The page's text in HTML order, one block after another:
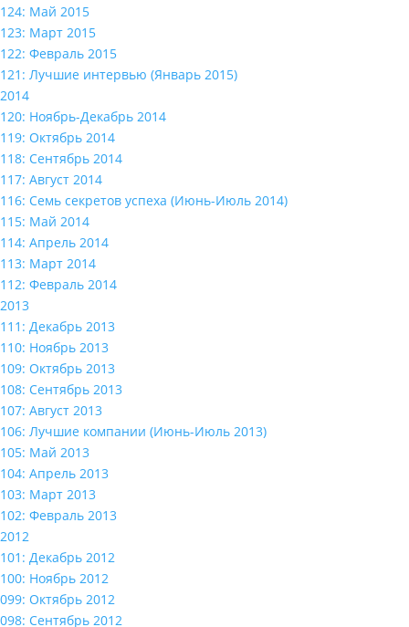
124: Май 2015
123: Март 2015
122: Февраль 2015
121: Лучшие интервью (Январь 2015)
2014
120: Ноябрь-Декабрь 2014
119: Октябрь 2014
118: Сентябрь 2014
117: Август 2014
116: Семь секретов успеха (Июнь-Июль 2014)
115: Май 2014
114: Апрель 2014
113: Март 2014
112: Февраль 2014
2013
111: Декабрь 2013
110: Ноябрь 2013
109: Октябрь 2013
108: Сентябрь 2013
107: Август 2013
106: Лучшие компании (Июнь-Июль 2013)
105: Май 2013
104: Апрель 2013
103: Март 2013
102: Февраль 2013
2012
101: Декабрь 2012
100: Ноябрь 2012
099: Октябрь 2012
098: Сентябрь 2012